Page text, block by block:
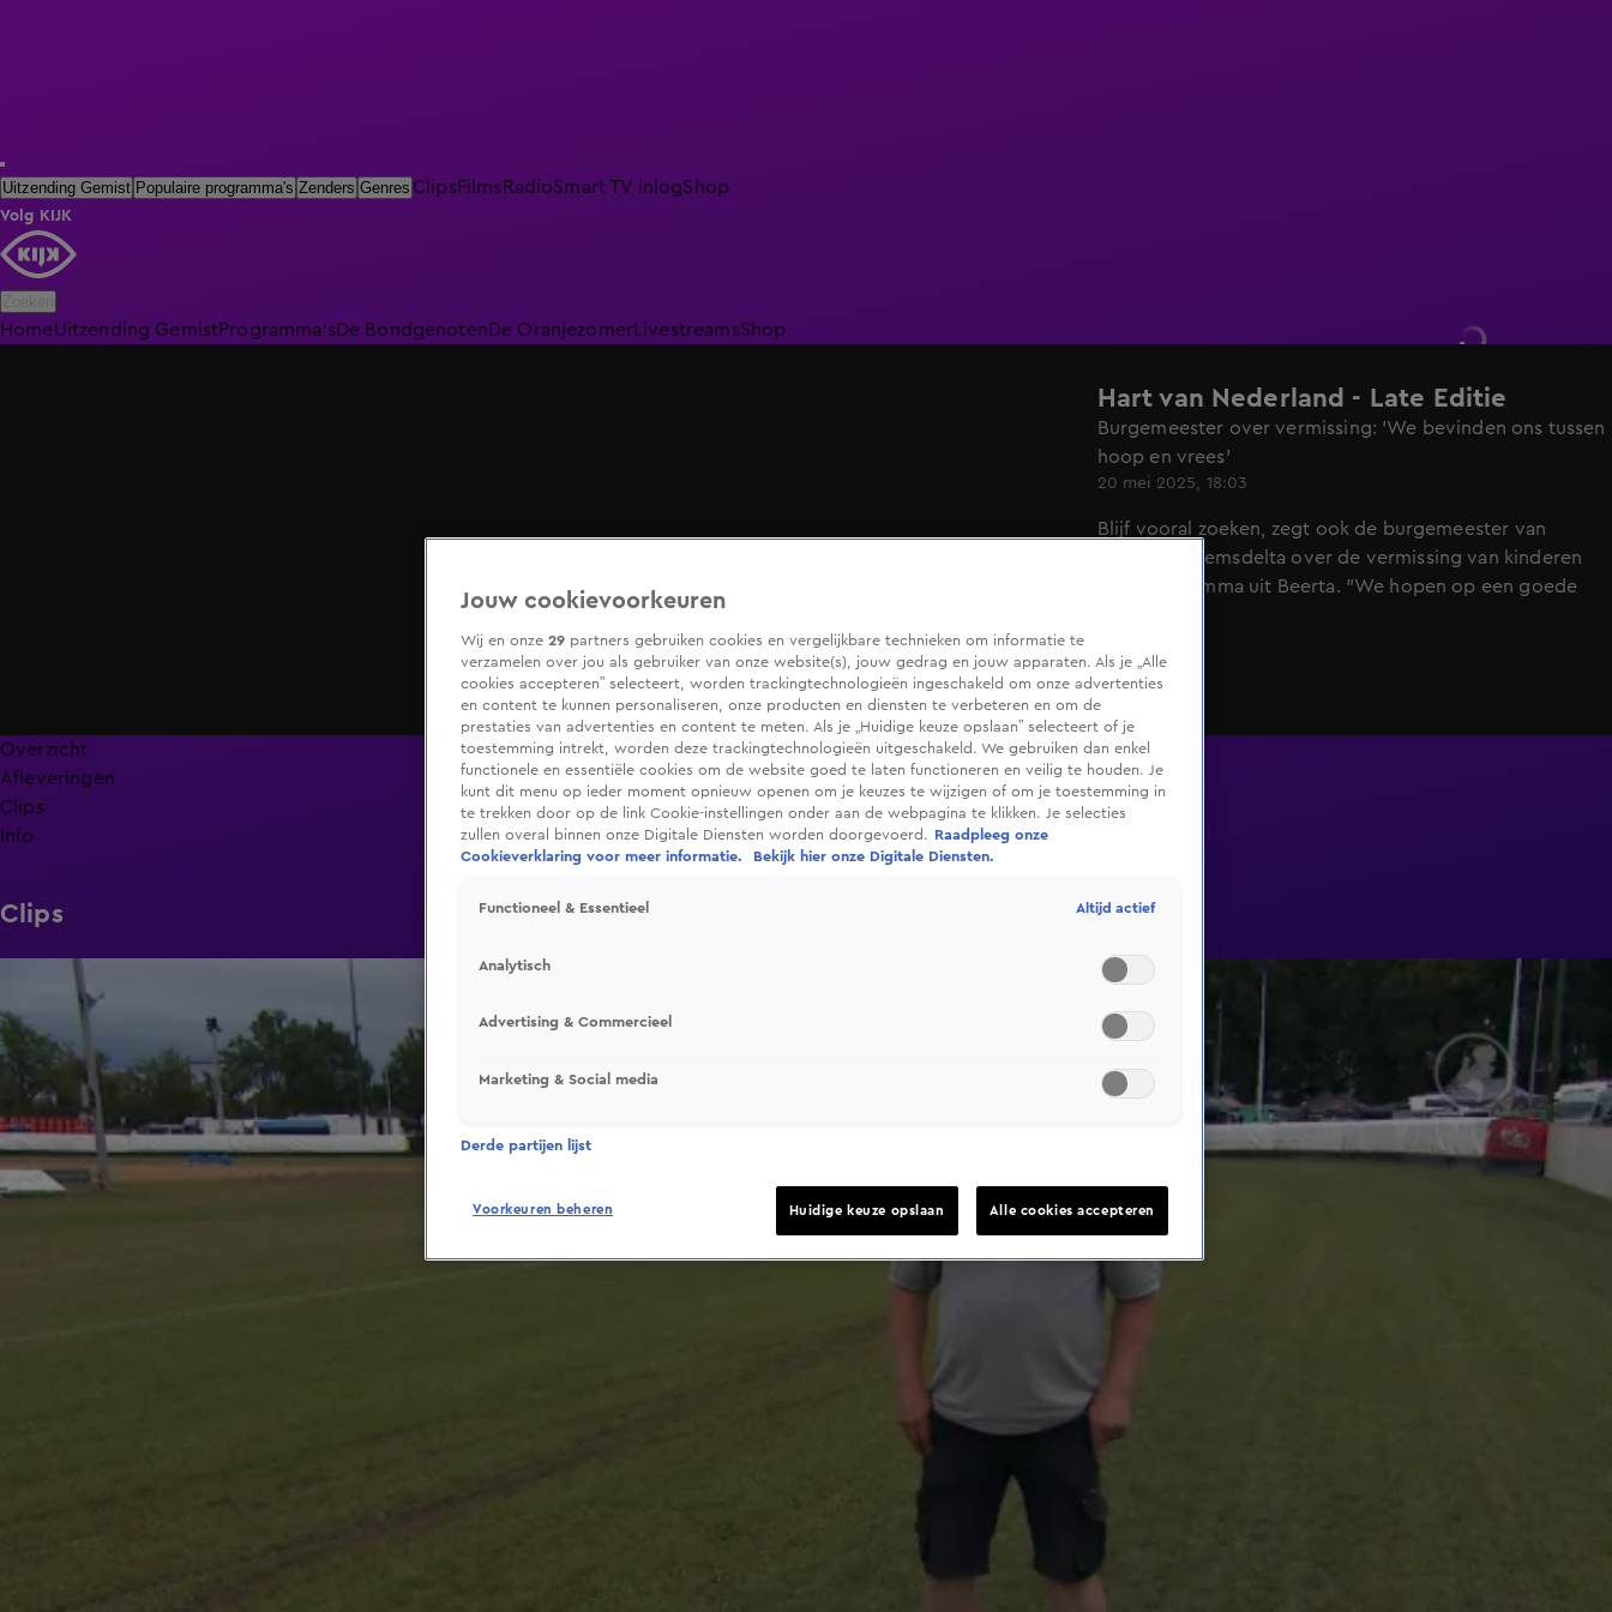
Uitzending Gemist Populaire programma's Zenders Genres ClipsFilmsRadioSmart TV inlogShop
Volg KIJK
HomeUitzending GemistProgramma'sDe BondgenotenDe Oranjezomer LivestreamsShop
Hart van Nederland - Late Editie
Burgemeester over vermissing: 'We bevinden ons tussen
hoop en vrees'
20 mei 2025, 18:03
Blijf vooral zoeken, zegt ook de burgemeester van
gemeente Eemsdelta over de vermissing van kinderen
Jeffrey en Emma uit Beerta. "We hopen op een goede
Overzicht
Afleveringen
Clips
Info
Clips
Jouw cookievoorkeuren
Wij en onze 29 partners gebruiken cookies en vergelijkbare technieken om informatie te
verzamelen over jou als gebruiker van onze website(s), jouw gedrag en jouw apparaten. Als je „Alle
cookies accepteren” selecteert, worden trackingtechnologieën ingeschakeld om onze advertenties
en content te kunnen personaliseren, onze producten en diensten te verbeteren en om de
prestaties van advertenties en content te meten. Als je „Huidige keuze opslaan” selecteert of je
toestemming intrekt, worden deze trackingtechnologieën uitgeschakeld. We gebruiken dan enkel
functionele en essentiële cookies om de website goed te laten functioneren en veilig te houden. Je
kunt dit menu op ieder moment opnieuw openen om je keuzes te wijzigen of om je toestemming in
te trekken door op de link Cookie-instellingen onder aan de webpagina te klikken. Je selecties
zullen overal binnen onze Digitale Diensten worden doorgevoerd.
Raadpleeg onze
Cookieverklaring voor meer informatie.
Bekijk hier onze Digitale Diensten.
Functioneel & Essentieel Altijd actief
Analytisch
Advertising & Commercieel
Marketing & Social media
Derde partijen lijst
Voorkeuren beheren Huidige keuze opslaan Alle cookies accepteren